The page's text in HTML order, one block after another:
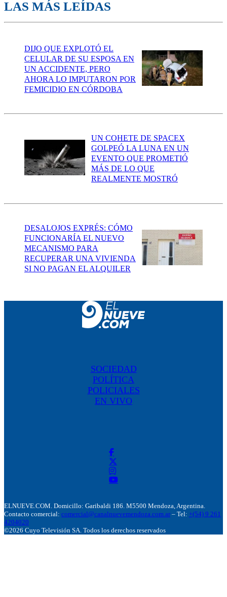
LAS MÁS LEÍDAS
DIJO QUE EXPLOTÓ EL
CELULAR DE SU ESPOSA EN
UN ACCIDENTE, PERO
AHORA LO IMPUTARON POR
FEMICIDIO EN CÓRDOBA
UN COHETE DE SPACEX
GOLPEÓ LA LUNA EN UN
EVENTO QUE PROMETIÓ
MÁS DE LO QUE
REALMENTE MOSTRÓ
DESALOJOS EXPRÉS: CÓMO
FUNCIONARÍA EL NUEVO
MECANISMO PARA
RECUPERAR UNA VIVIENDA
SI NO PAGAN EL ALQUILER
SOCIEDAD
POLÍTICA
POLICIALES
EN VIVO
ELNUEVE.COM. Domicillo: Garibaldi 186. M5500 Mendoza, Argentina.
Contacto comercial: comercial@canalnuevemendoza.com.ar – Tel: +(54) 9 261
4204020
©2026 Cuyo Televisión SA. Todos los derechos reservados